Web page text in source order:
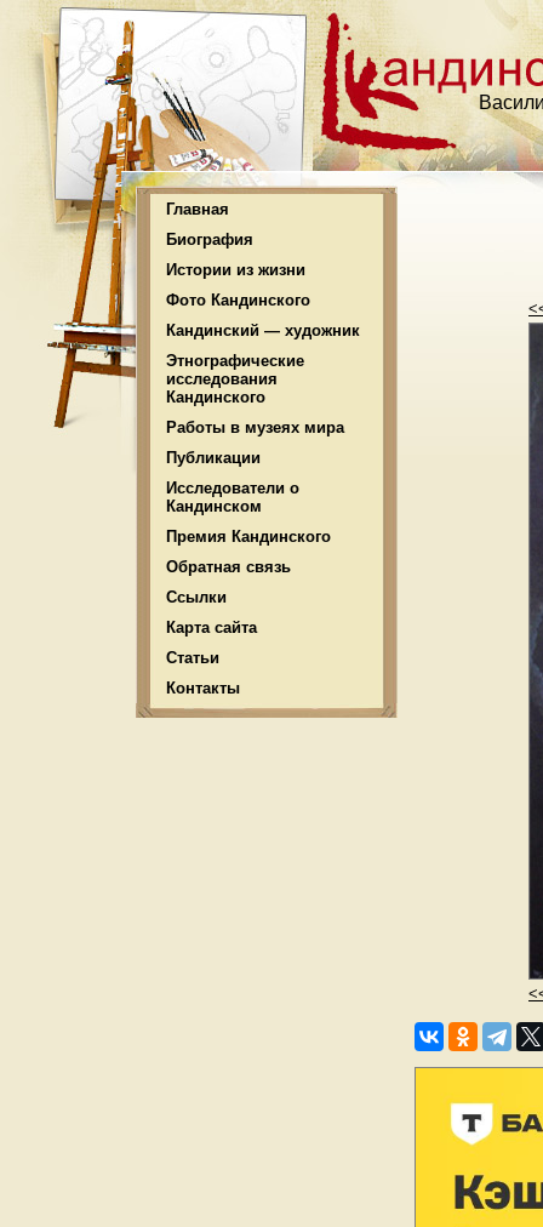
Главная
Биография
Истории из жизни
Фото Кандинского
Кандинский — художник
Этнографические
исследования
Кандинского
Работы в музеях мира
Публикации
Исследователи о
Кандинском
Премия Кандинского
Обратная связь
Ссылки
Карта сайта
Статьи
Контакты